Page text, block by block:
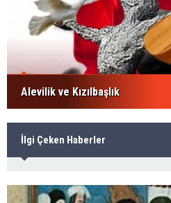
Alevilik ve Kızılbaşlık
İlgi Çeken Haberler